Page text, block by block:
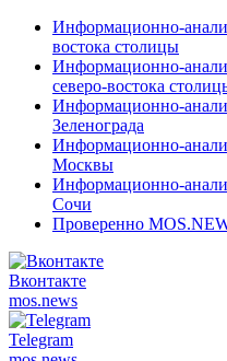
Информационно-
востока столицы
Информационно-
северо-востока
Информационно-
Зеленограда
Информационно-
Москвы
Информационно-
Сочи
Проверенно
Вконтакте
mos.news
Telegram